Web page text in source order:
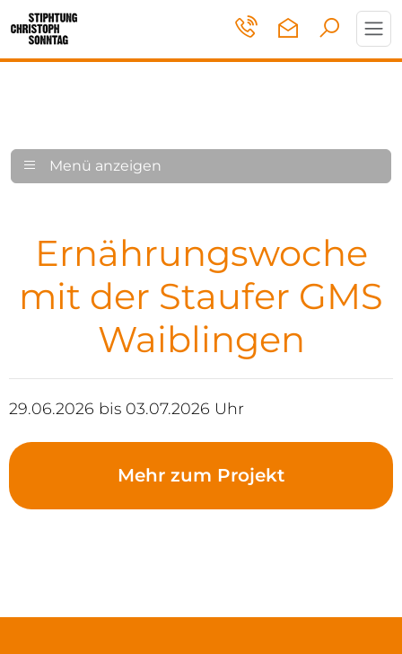
Menü anzeigen
Ernährungswoche
mit der Staufer GMS
Waiblingen
29.06.2026 bis 03.07.2026 Uhr
Mehr zum Projekt